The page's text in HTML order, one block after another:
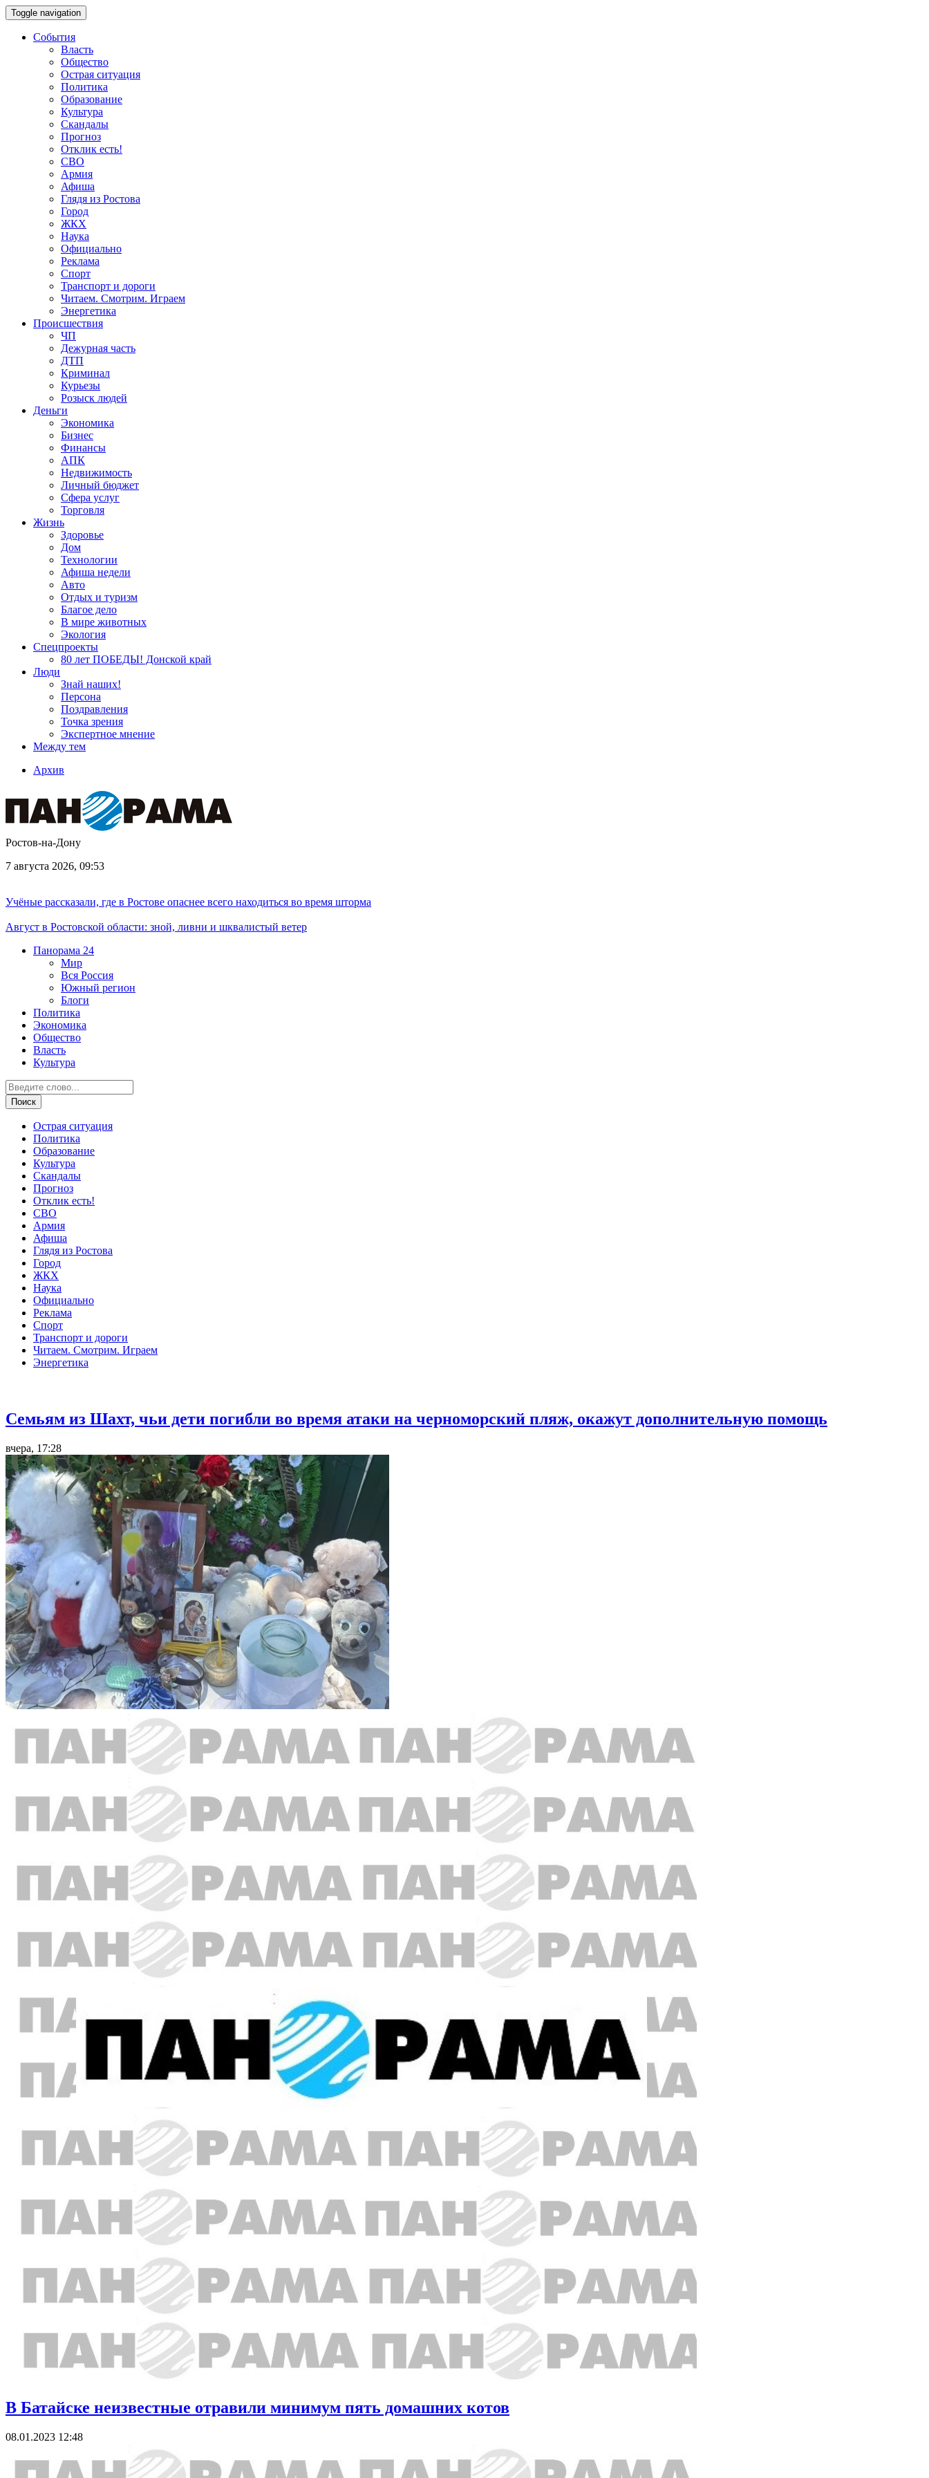
Toggle navigation
События
Власть
Общество
Острая ситуация
Политика
Образование
Культура
Скандалы
Прогноз
Отклик есть!
СВО
Армия
Афиша
Глядя из Ростова
Город
ЖКХ
Наука
Официально
Реклама
Спорт
Транспорт и дороги
Читаем. Смотрим. Играем
Энергетика
Происшествия
ЧП
Дежурная часть
ДТП
Криминал
Курьезы
Розыск людей
Деньги
Экономика
Бизнес
Финансы
АПК
Недвижимость
Личный бюджет
Сфера услуг
Торговля
Жизнь
Здоровье
Дом
Технологии
Афиша недели
Авто
Отдых и туризм
Благое дело
В мире животных
Экология
Спецпроекты
80 лет ПОБЕДЫ! Донской край
Люди
Знай наших!
Персона
Поздравления
Точка зрения
Экспертное мнение
Между тем
Архив
Ростов-на-Дону
7 августа 2026, 09:53
Учёные рассказали, где в Ростове опаснее всего находиться во время шторма
Август в Ростовской области: зной, ливни и шквалистый ветер
Панорама 24
Мир
Вся Россия
Южный регион
Блоги
Политика
Экономика
Общество
Власть
Культура
Острая ситуация
Политика
Образование
Культура
Скандалы
Прогноз
Отклик есть!
СВО
Армия
Афиша
Глядя из Ростова
Город
ЖКХ
Наука
Официально
Реклама
Спорт
Транспорт и дороги
Читаем. Смотрим. Играем
Энергетика
Семьям из Шахт, чьи дети погибли во время атаки на черноморский пляж, окажут дополнительную помощь
вчера, 17:28
В Батайске неизвестные отравили минимум пять домашних котов
08.01.2023 12:48